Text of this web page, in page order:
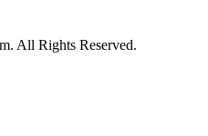
All Rights Reserved.